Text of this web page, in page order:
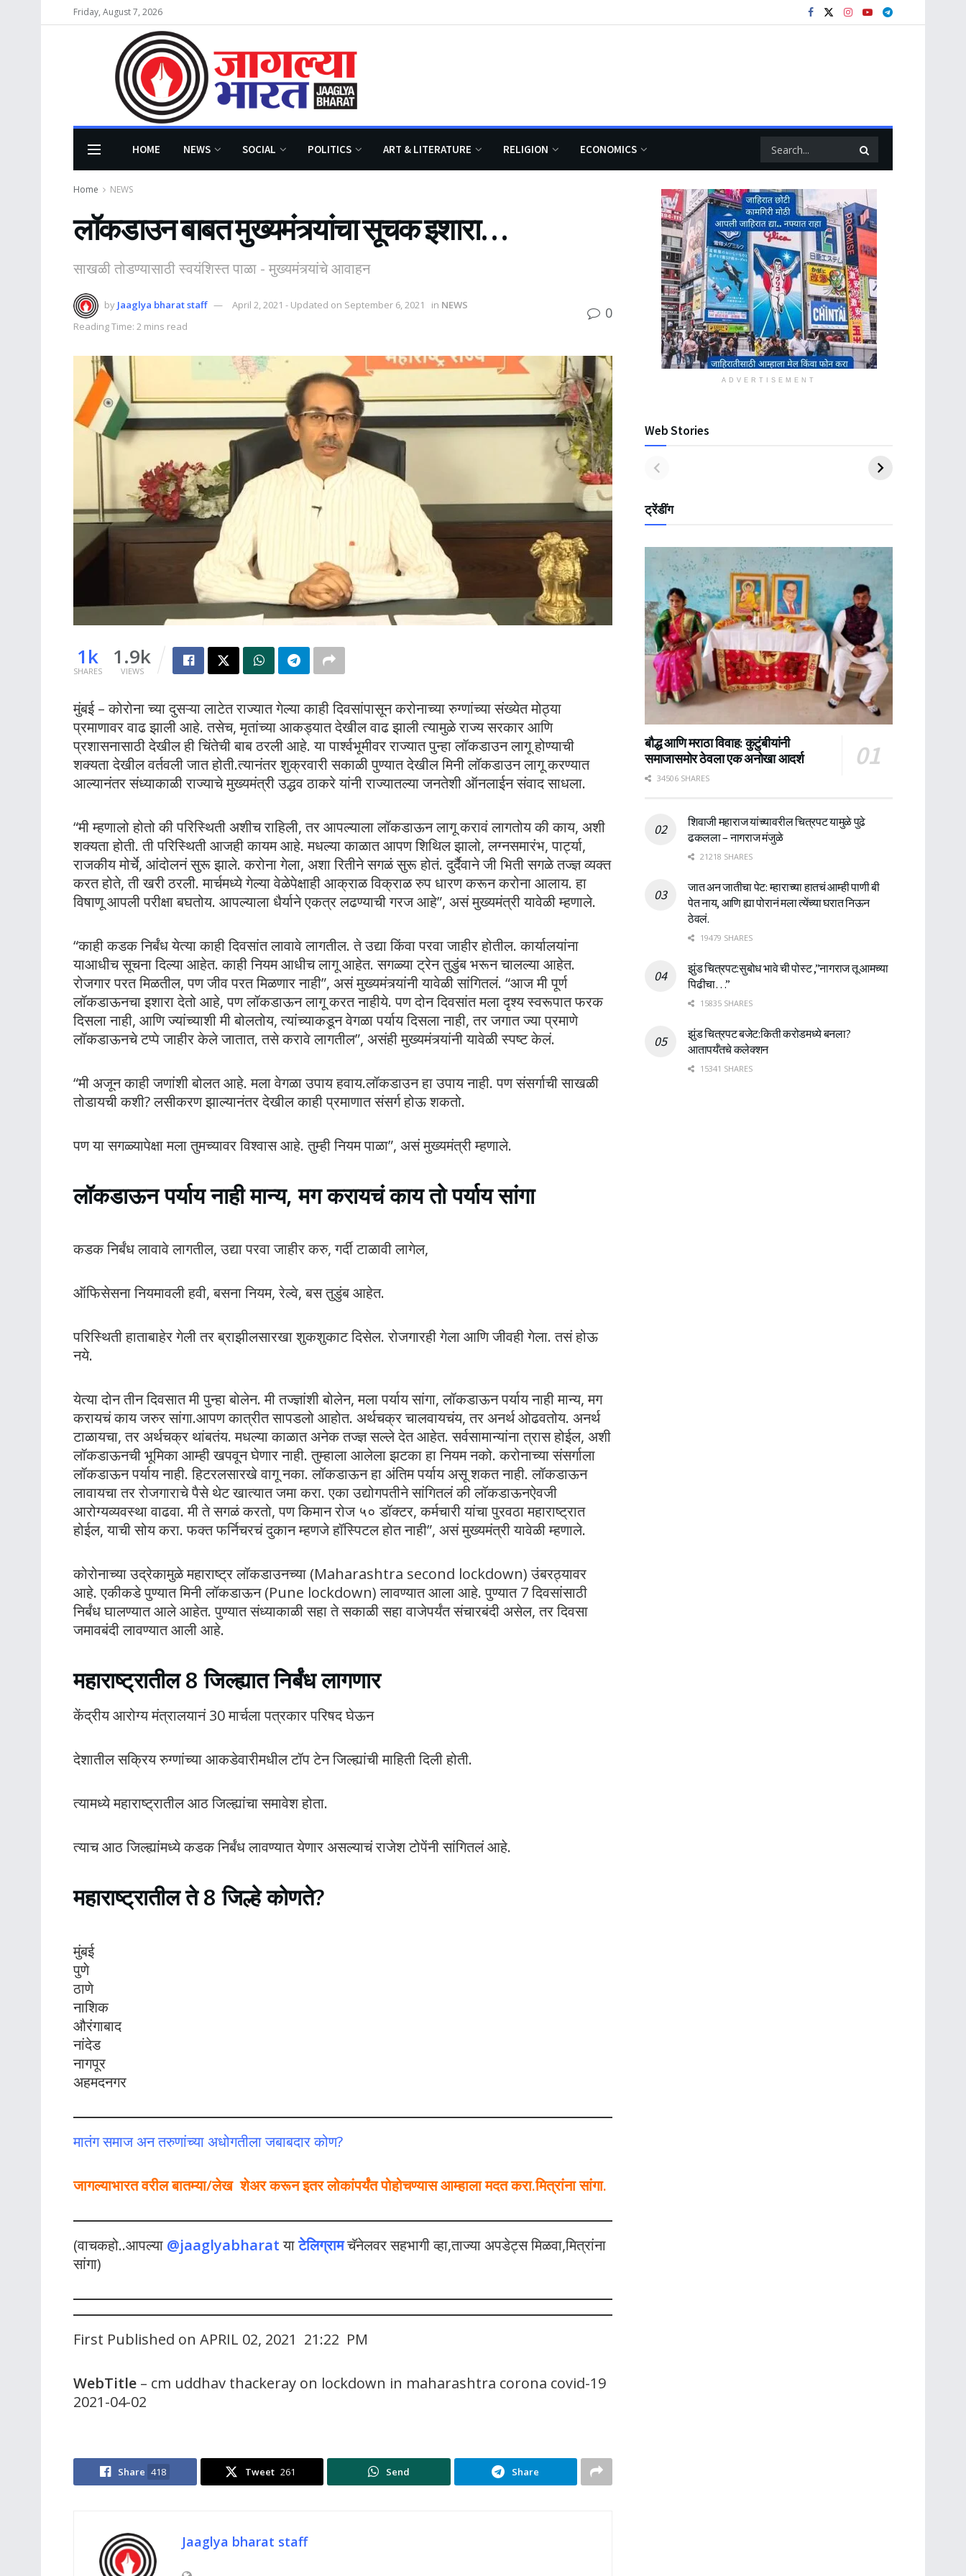
Friday, August 7, 2026
HOME NEWS SOCIAL POLITICS ART & LITERATURE RELIGION ECONOMICS
Home NEWS
लॉकडाउन बाबत मुख्यमंत्र्यांचा सूचक इशारा…
साखळी तोडण्यासाठी स्वयंशिस्त पाळा - मुख्यमंत्र्यांचे आवाहन
by Jaaglya bharat staff April 2, 2021 - Updated on September 6, 2021 in NEWS
Reading Time: 2 mins read
0
1k
SHARES
1.9k
VIEWS
मुंबई – कोरोना च्या दुसऱ्या लाटेत राज्यात गेल्या काही दिवसांपासून करोनाच्या रुग्णांच्या संख्येत मोठ्या
प्रमाणावर वाढ झाली आहे. तसेच, मृतांच्या आकड्यात देखील वाढ झाली त्यामुळे राज्य सरकार आणि
प्रशासनासाठी देखील ही चिंतेची बाब ठरली आहे. या पार्श्वभूमीवर राज्यात पुन्हा लॉकडाउन लागू होण्याची
शक्यता देखील वर्तवली जात होती.त्यानंतर शुक्रवारी सकाळी पुण्यात देखील मिनी लॉकडाउन लागू करण्यात
आल्यानंतर संध्याकाळी राज्याचे मुख्यमंत्री उद्धव ठाकरे यांनी राज्यातल्या जनतेशी ऑनलाईन संवाद साधला.
“मी म्हणालो होतो की परिस्थिती अशीच राहिली, तर आपल्याला लॉकडाऊन लागू करावं लागतोय की काय, अशी
शक्यता होती. ती परिस्थिती आजही कायम आहे. मधल्या काळात आपण शिथिल झालो, लग्नसमारंभ, पार्ट्या,
राजकीय मोर्चे, आंदोलनं सुरू झाले. करोना गेला, अशा रितीने सगळं सुरू होतं. दुर्दैवाने जी भिती सगळे तज्ज्ञ व्यक्त
करत होते, ती खरी ठरली. मार्चमध्ये गेल्या वेळेपेक्षाही आक्राळ विक्राळ रुप धारण करून करोना आलाय. हा
विषाणू आपली परीक्षा बघतोय. आपल्याला धैर्याने एकत्र लढण्याची गरज आहे”, असं मुख्यमंत्री यावेळी म्हणाले.
“काही कडक निर्बंध येत्या काही दिवसांत लावावे लागतील. ते उद्या किंवा परवा जाहीर होतील. कार्यालयांना
याआधीच सूचना दिल्या आहेत. काही नियम आधीच लागू आहेत. सगळ्या ट्रेन तुडुंब भरून चालल्या आहेत.
रोजगार परत मिळतील, पण जीव परत मिळणार नाही”, असं मुख्यमंत्र्यांनी यावेळी सांगितलं. “आज मी पूर्ण
लॉकडाऊनचा इशारा देतो आहे, पण लॉकडाऊन लागू करत नाहीये. पण दोन दिवसांत मला दृश्य स्वरूपात फरक
दिसला नाही, आणि ज्यांच्याशी मी बोलतोय, त्यांच्याकडून वेगळा पर्याय दिसला नाही, तर जगात ज्या प्रमाणे
लॉकडाऊनचे टप्पे जाहीर केले जातात, तसे करावे लागतील”, असंही मुख्यमंत्र्यांनी यावेळी स्पष्ट केलं.
“मी अजून काही जणांशी बोलत आहे. मला वेगळा उपाय हवाय.लॉकडाउन हा उपाय नाही. पण संसर्गाची साखळी
तोडायची कशी? लसीकरण झाल्यानंतर देखील काही प्रमाणात संसर्ग होऊ शकतो.
पण या सगळ्यापेक्षा मला तुमच्यावर विश्वास आहे. तुम्ही नियम पाळा”, असं मुख्यमंत्री म्हणाले.
लॉकडाऊन पर्याय नाही मान्य, मग करायचं काय तो पर्याय सांगा
कडक निर्बंध लावावे लागतील, उद्या परवा जाहीर करु, गर्दी टाळावी लागेल,
ऑफिसेसना नियमावली हवी, बसना नियम, रेल्वे, बस तुडुंब आहेत.
परिस्थिती हाताबाहेर गेली तर ब्राझीलसारखा शुकशुकाट दिसेल. रोजगारही गेला आणि जीवही गेला. तसं होऊ
नये.
येत्या दोन तीन दिवसात मी पुन्हा बोलेन. मी तज्ज्ञांशी बोलेन, मला पर्याय सांगा, लॉकडाऊन पर्याय नाही मान्य, मग
करायचं काय जरुर सांगा.आपण कात्रीत सापडलो आहोत. अर्थचक्र चालवायचंय, तर अनर्थ ओढवतोय. अनर्थ
टाळायचा, तर अर्थचक्र थांबतंय. मधल्या काळात अनेक तज्ज्ञ सल्ले देत आहेत. सर्वसामान्यांना त्रास होईल, अशी
लॉकडाऊनची भूमिका आम्ही खपवून घेणार नाही. तुम्हाला आलेला झटका हा नियम नको. करोनाच्या संसर्गाला
लॉकडाऊन पर्याय नाही. हिटरलसारखे वागू नका. लॉकडाऊन हा अंतिम पर्याय असू शकत नाही. लॉकडाऊन
लावायचा तर रोजगाराचे पैसे थेट खात्यात जमा करा. एका उद्योगपतीने सांगितलं की लॉकडाऊनऐवजी
आरोग्यव्यवस्था वाढवा. मी ते सगळं करतो, पण किमान रोज ५० डॉक्टर, कर्मचारी यांचा पुरवठा महाराष्ट्रात
होईल, याची सोय करा. फक्त फर्निचरचं दुकान म्हणजे हॉस्पिटल होत नाही”, असं मुख्यमंत्री यावेळी म्हणाले.
कोरोनाच्या उद्रेकामुळे महाराष्ट्र लॉकडाउनच्या (Maharashtra second lockdown) उंबरठ्यावर
आहे. एकीकडे पुण्यात मिनी लॉकडाऊन (Pune lockdown) लावण्यात आला आहे. पुण्यात 7 दिवसांसाठी
निर्बंध घालण्यात आले आहेत. पुण्यात संध्याकाळी सहा ते सकाळी सहा वाजेपर्यंत संचारबंदी असेल, तर दिवसा
जमावबंदी लावण्यात आली आहे.
महाराष्ट्रातील 8 जिल्ह्यात निर्बंध लागणार
केंद्रीय आरोग्य मंत्रालयानं 30 मार्चला पत्रकार परिषद घेऊन
देशातील सक्रिय रुग्णांच्या आकडेवारीमधील टॉप टेन जिल्ह्यांची माहिती दिली होती.
त्यामध्ये महाराष्ट्रातील आठ जिल्ह्यांचा समावेश होता.
त्याच आठ जिल्ह्यांमध्ये कडक निर्बंध लावण्यात येणार असल्याचं राजेश टोपेंनी सांगितलं आहे.
महाराष्ट्रातील ते 8 जिल्हे कोणते?
मुंबई
पुणे
ठाणे
नाशिक
औरंगाबाद
नांदेड
नागपूर
अहमदनगर
मातंग समाज अन तरुणांच्या अधोगतीला जबाबदार कोण?
जागल्याभारत वरील बातम्या/लेख शेअर करून इतर लोकांपर्यंत पोहोचण्यास आम्हाला मदत करा.मित्रांना सांगा.
(वाचकहो..आपल्या @jaaglyabharat याटेलिग्रामचॅनेलवर सहभागी व्हा,ताज्या अपडेट्स मिळवा,मित्रांना
सांगा)
First Published on APRIL 02, 2021 21:22 PM
WebTitle – cm uddhav thackeray on lockdown in maharashtra corona covid-19
2021-04-02
Share 418 Tweet 261 Send Share
Jaaglya bharat staff
ADVERTISEMENT
Web Stories
ट्रेंडींग
बौद्ध आणि मराठा विवाह: कुटुंबीयांनी
समाजासमोर ठेवला एक अनोखा आदर्श
34506 SHARES
शिवाजी महाराज यांच्यावरील चित्रपट यामुळे पुढे
ढकलला – नागराज मंजुळे
21218 SHARES
जात अन जातीचा पेट: म्हाराच्या हातचं आम्ही पाणी बी
पेत नाय, आणि ह्या पोरानं मला त्येंच्या घरात निऊन
ठेवलं.
19479 SHARES
झुंड चित्रपट:सुबोध भावे ची पोस्ट ,”नागराज तू आमच्या
पिढीचा…”
15835 SHARES
झुंड चित्रपट बजेट:किती करोडमध्ये बनला?
आतापर्यँतचे कलेक्शन
15341 SHARES